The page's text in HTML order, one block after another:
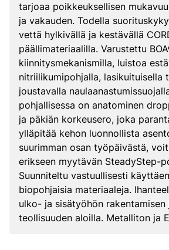
tarjoaa poikkeuksellisen
ja vakauden. Todella
vettä hylkivällä ja kestävällä
päällimateriaalilla. Varustettu
kiinnitysmekanismilla, luistoa
nitriilikumipohjalla, lasikuituisella
joustavalla
pohjallisessa on anatominen
ja päkiän korkeusero, joka
ylläpitää kehon luonnollista
suurimman osan työpäivästä,
erikseen myytävän SteadyStep-
Suunniteltu vastuullisesti
biopohjaisia materiaaleja.
ulko- ja sisätyöhön rakentamisen
teollisuuden aloilla. Metalliton ja